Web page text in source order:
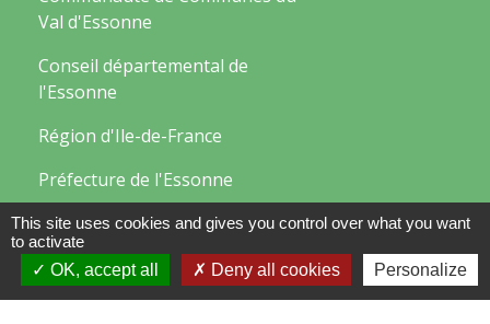
Val d'Essonne
Conseil départemental de
l'Essonne
Région d'Ile-de-France
Préfecture de l'Essonne
Mentions légales
Accessibilité - Plan du site - Gestion des cookies
This site uses cookies and gives you control over what you want
to activate
OK, accept all
Deny all cookies Personalize